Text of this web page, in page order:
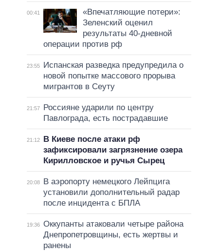
00:41
«Впечатляющие потери»:
Зеленский оценил
результаты 40-дневной
операции против рф
23:55
Испанская разведка предупредила о
новой попытке массового прорыва
мигрантов в Сеуту
21:57
Россияне ударили по центру
Павлограда, есть пострадавшие
21:12
В Киеве после атаки рф
зафиксировали загрязнение озера
Кирилловское и ручья Сырец
20:08
В аэропорту немецкого Лейпцига
установили дополнительный радар
после инцидента с БПЛА
19:36 Оккупанты атаковали четыре района
Днепропетровщины, есть жертвы и
ранены